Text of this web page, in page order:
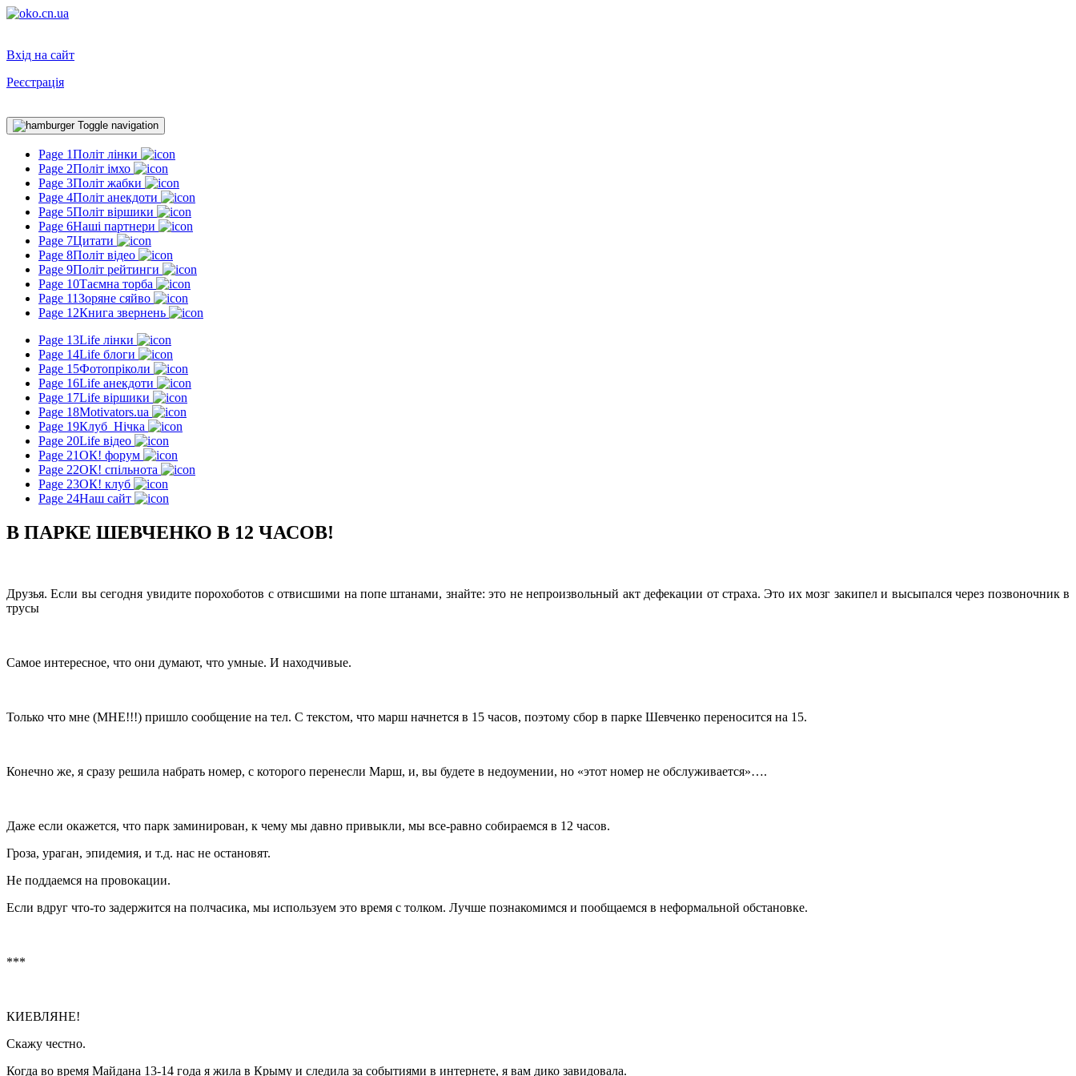
Вхід на сайт
Реєстрація
Toggle navigation
Page 1Політ лінки
Page 2Політ імхо
Page 3Політ жабки
Page 4Політ анекдоти
Page 5Політ віршики
Page 6Наші партнери
Page 7Цитати
Page 8Політ відео
Page 9Політ рейтинги
Page 10Таємна торба
Page 11Зоряне сяйво
Page 12Книга звернень
Page 13Life лінки
Page 14Life блоги
Page 15Фотопріколи
Page 16Life анекдоти
Page 17Life віршики
Page 18Motivators.ua
Page 19Клуб_Нічка
Page 20Life відео
Page 21ОК! форум
Page 22ОК! спільнота
Page 23ОК! клуб
Page 24Наш сайт
В ПАРКЕ ШЕВЧЕНКО В 12 ЧАСОВ!
Друзья. Если вы сегодня увидите порохоботов с отвисшими на попе штанами, знайте: это не непроизвольный акт дефекации от страха. Это их мозг закипел и высыпался через позвоночник в
трусы
Самое интересное, что они думают, что умные. И находчивые.
Только что мне (МНЕ!!!) пришло сообщение на тел. С текстом, что марш начнется в 15 часов, поэтому сбор в парке Шевченко переносится на 15.
Конечно же, я сразу решила набрать номер, с которого перенесли Марш, и, вы будете в недоумении, но «этот номер не обслуживается»….
Даже если окажется, что парк заминирован, к чему мы давно привыкли, мы все-равно собираемся в 12 часов.
Гроза, ураган, эпидемия, и т.д. нас не остановят.
Не поддаемся на провокации.
Если вдруг что-то задержится на полчасика, мы используем это время с толком. Лучше познакомимся и пообщаемся в неформальной обстановке.
***
КИЕВЛЯНЕ!
Скажу честно.
Когда во время Майдана 13-14 года я жила в Крыму и следила за событиями в интернете, я вам дико завидовала.